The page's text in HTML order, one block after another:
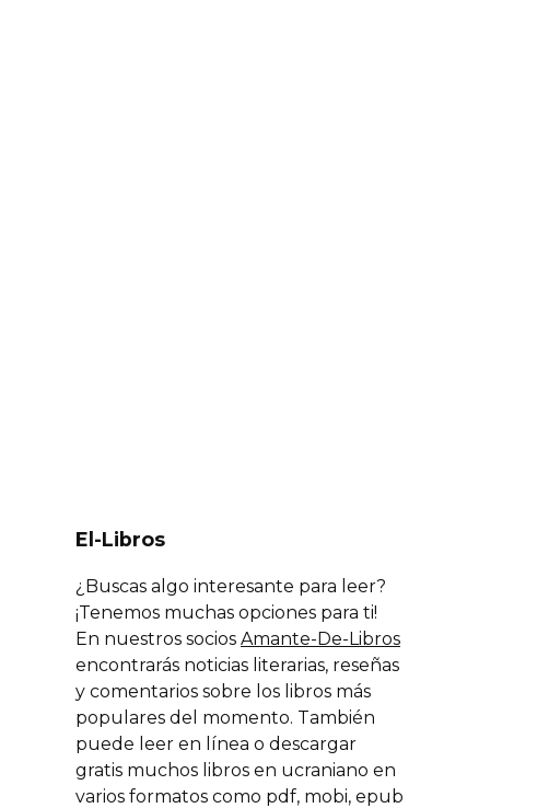
El-Libros
¿Buscas algo interesante para leer?
¡Tenemos muchas opciones para ti!
En nuestros socios Amante-De-Libros
encontrarás noticias literarias, reseñas
y comentarios sobre los libros más
populares del momento. También
puede leer en línea o descargar
gratis muchos libros en ucraniano en
varios formatos como pdf, mobi, epub